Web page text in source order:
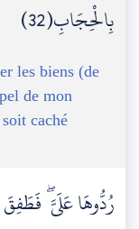
بِالْحِجَابِ(32)
les biens (de
de mon
caché
رُدُّوهَا عَلَيَّ ۖ فَطَفِقَ